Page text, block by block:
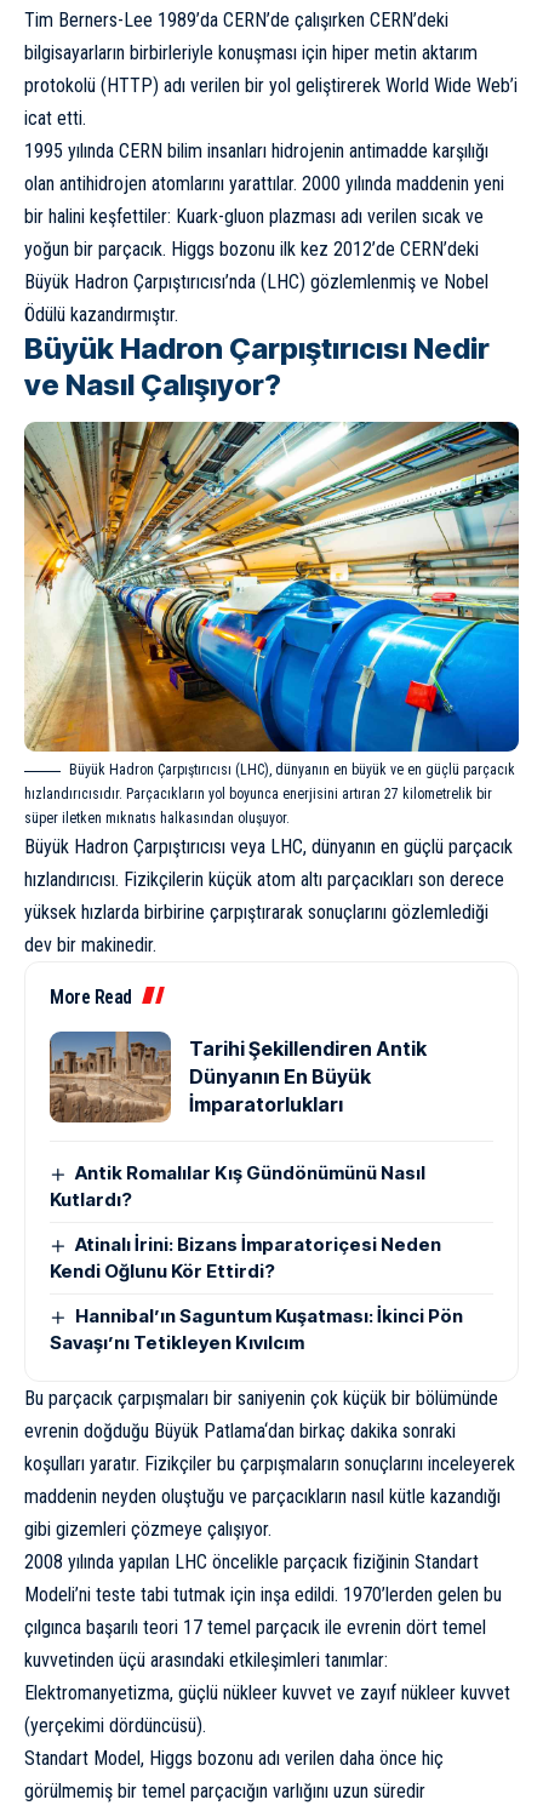
Tim Berners-Lee 1989’da CERN’de çalışırken CERN’deki
bilgisayarların birbirleriyle konuşması için hiper metin aktarım
protokolü (HTTP) adı verilen bir yol geliştirerek World Wide Web’i
icat etti.
1995 yılında CERN bilim insanları hidrojenin antimadde karşılığı
olan antihidrojen atomlarını yarattılar. 2000 yılında maddenin yeni
bir halini keşfettiler: Kuark-gluon plazması adı verilen sıcak ve
yoğun bir parçacık. Higgs bozonu ilk kez 2012’de CERN’deki
Büyük Hadron Çarpıştırıcısı’nda (LHC) gözlemlenmiş ve Nobel
Ödülü kazandırmıştır.
Büyük Hadron Çarpıştırıcısı Nedir
ve Nasıl Çalışıyor?
Büyük Hadron Çarpıştırıcısı (LHC), dünyanın en büyük ve en güçlü parçacık
hızlandırıcısıdır. Parçacıkların yol boyunca enerjisini artıran 27 kilometrelik bir
süper iletken mıknatıs halkasından oluşuyor.
Büyük Hadron Çarpıştırıcısı veya LHC, dünyanın en güçlü parçacık
hızlandırıcısı. Fizikçilerin küçük atom altı parçacıkları son derece
yüksek hızlarda birbirine çarpıştırarak sonuçlarını gözlemlediği
dev bir makinedir.
More Read
Tarihi Şekillendiren Antik
Dünyanın En Büyük
İmparatorlukları
Antik Romalılar Kış Gündönümünü Nasıl
Kutlardı?
Atinalı İrini: Bizans İmparatoriçesi Neden
Kendi Oğlunu Kör Ettirdi?
Hannibal’ın Saguntum Kuşatması: İkinci Pön
Savaşı’nı Tetikleyen Kıvılcım
Bu parçacık çarpışmaları bir saniyenin çok küçük bir bölümünde
evrenin doğduğu Büyük Patlama‘dan birkaç dakika sonraki
koşulları yaratır. Fizikçiler bu çarpışmaların sonuçlarını inceleyerek
maddenin neyden oluştuğu ve parçacıkların nasıl kütle kazandığı
gibi gizemleri çözmeye çalışıyor.
2008 yılında yapılan LHC öncelikle parçacık fiziğinin Standart
Modeli’ni teste tabi tutmak için inşa edildi. 1970’lerden gelen bu
çılgınca başarılı teori 17 temel parçacık ile evrenin dört temel
kuvvetinden üçü arasındaki etkileşimleri tanımlar:
Elektromanyetizma, güçlü nükleer kuvvet ve zayıf nükleer kuvvet
(yerçekimi dördüncüsü).
Standart Model, Higgs bozonu adı verilen daha önce hiç
görülmemiş bir temel parçacığın varlığını uzun süredir